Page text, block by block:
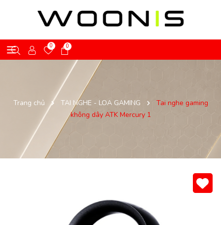
0 0
Trang chủ TAI NGHE - LOA GAMING
Tai nghe gaming
không dây ATK Mercury 1